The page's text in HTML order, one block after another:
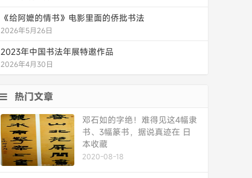
《给阿嬷的情书》电影里面的侨批书法
2026年5月26日
2023年中国书法年展特邀作品
2026年4月30日
热门文章
邓石如的字绝！难得见这4幅隶
书、3幅篆书，据说真迹在 日
本收藏
2020-08-18